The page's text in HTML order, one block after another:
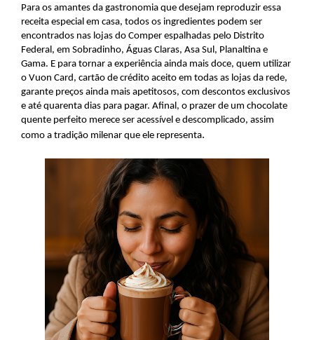
Para os amantes da gastronomia que desejam reproduzir essa
receita especial em casa, todos os ingredientes podem ser
encontrados nas lojas do Comper espalhadas pelo Distrito
Federal, em Sobradinho, Águas Claras, Asa Sul, Planaltina e
Gama. E para tornar a experiência ainda mais doce, quem utilizar
o Vuon Card, cartão de crédito aceito em todas as lojas da rede,
garante preços ainda mais apetitosos, com descontos exclusivos
e até quarenta dias para pagar. Afinal, o prazer de um chocolate
quente perfeito merece ser acessível e descomplicado, assim
como a tradição milenar que ele representa.